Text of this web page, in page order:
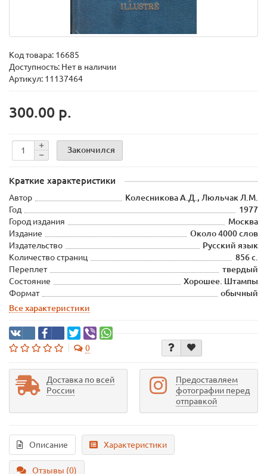
Код товара: 16685
Доступность: Нет в наличии
Артикул: 11137464
300.00 р.
Закончился
Краткие характеристики
Автор
Колесникова А.Д., Люльчак Л.М.
Год
1977
Город издания
Москва
Издание
Около 4000 слов
Издательство
Русский язык
Количество страниц
856 с.
Переплет
твердый
Состояние
Хорошее. Штампы
Формат
обычный
Все характеристики
0
Доставка по всей
России
Предоставляем
фотографии перед
отправкой
Описание Характеристики
Отзывы (0)